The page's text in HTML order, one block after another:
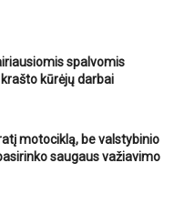
spalvomis
kūrėjų darbai
motociklą, be valstybinio
saugaus važiavimo